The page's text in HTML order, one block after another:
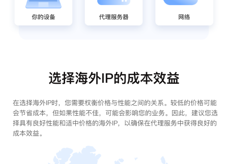
选择海外IP的成本效益
在选择海外IP时，您需要权衡价格与性能之间的关系。较低的价格可能
会节省成本，但如果性能不佳，可能会影响您的业务。因此，建议您选
择具有良好性能和适中价格的海外IP，以确保在代理服务中获得良好的
成本效益。